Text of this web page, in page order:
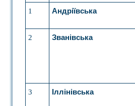
1
Андріївська
2 Званівська
3 Іллінівська